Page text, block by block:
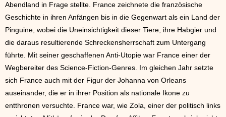
Abendland in Frage stellte. France zeichnete die französische
Geschichte in ihren Anfängen bis in die Gegenwart als ein Land der
Pinguine, wobei die Uneinsichtigkeit dieser Tiere, ihre Habgier und
die daraus resultierende Schreckensherrschaft zum Untergang
führte. Mit seiner geschaffenen Anti-Utopie war France einer der
Wegbereiter des Science-Fiction-Genres. Im gleichen Jahr setzte
sich France auch mit der Figur der Johanna von Orleans
auseinander, die er in ihrer Position als nationale Ikone zu
entthronen versuchte. France war, wie Zola, einer der politisch links